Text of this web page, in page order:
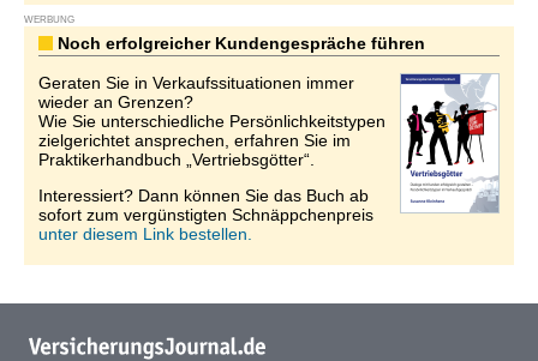
WERBUNG
Noch erfolgreicher Kundengespräche führen
Geraten Sie in Verkaufssituationen immer
wieder an Grenzen?
Wie Sie unterschiedliche Persönlichkeitstypen
zielgerichtet ansprechen, erfahren Sie im
Praktikerhandbuch „Vertriebsgötter“.
Interessiert? Dann können Sie das Buch ab
sofort zum vergünstigten Schnäppchenpreis
unter diesem Link bestellen.